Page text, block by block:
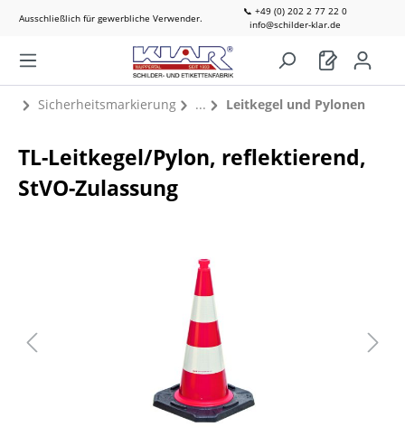
Ausschließlich für gewerbliche Verwender.
📞 +49 (0) 202 2 77 22 0
info@schilder-klar.de
Sicherheitsmarkierung Leitkegel und Pylonen
TL-Leitkegel/Pylon, reflektierend,
StVO-Zulassung